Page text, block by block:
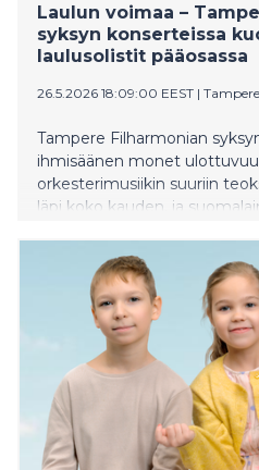
Laulun voimaa –
syksyn konserteissa
laulusolistit pääosassa
26.5.2026 18:09:00 EEST |
Tampere Filharmonian
ihmisäänen monet
orkesterimusiikin suuriin
läpi koko kauden, ja
kuorokokoonpanoja.
vuotisjuhlavuosi tuo
säväyksensä, ja juhlavuosi
Oopperagaalaan.